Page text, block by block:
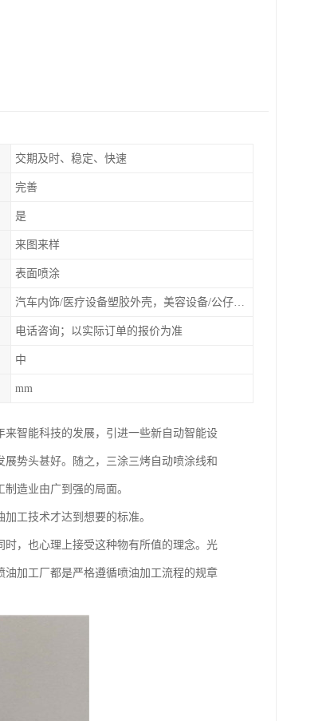
交期及时、稳定、快速
完善
是
来图来样
表面喷涂
汽车内饰/医疗设备塑胶外壳，美容设备/公仔动漫
电话咨询；以实际订单的报价为准
中
mm
智能科技的发展，引进一些新自动智能设
势头甚好。随之，三涂三烤自动喷涂线和
造业由广到强的局面。
工技术才达到想要的标准。
，也心理上接受这种物有所值的理念。光
加工厂都是严格遵循喷油加工流程的规章